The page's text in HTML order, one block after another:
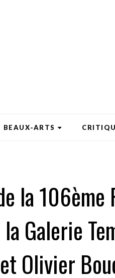
BEAUX-ARTS
la 106ème
Galerie
Olivier